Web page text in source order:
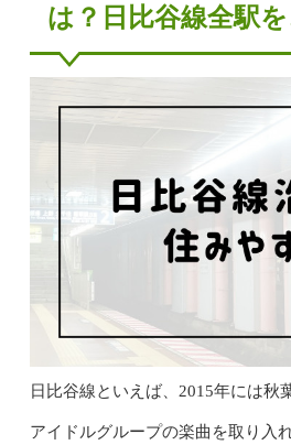
は？日比谷線全駅
日比谷線といえば、2015年には秋
アイドルグループの楽曲を取り入